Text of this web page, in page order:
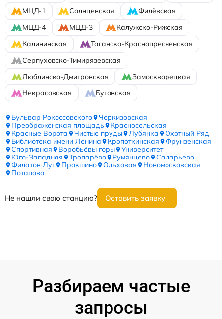
МЦД-1
Солнцевская
Филёвская
МЦД-4
МЦД-3
Калужско-Рижская
Калининская
Таганско-Краснопресненская
Серпуховско-Тимирязевская
Люблинско-Дмитровская
Замоскворецкая
Некрасовская
Бутовская
Бульвар Рокоссовского
Черкизовская
Преображенская площадь
Красносельская
Красные Ворота
Чистые пруды Лубянка
Охотный Ряд
Библиотека имени Ленина
Кропоткинская
Фрунзенская
Спортивная
Воробьёвы горы
Университет
Юго-Западная
Тропарёво Румянцево
Саларьево
Филатов Луг
Прокшино Ольховая
Новомосковская
Потапово
Не нашли свою станцию? Оставить заявку
Разбираем частые
запросы